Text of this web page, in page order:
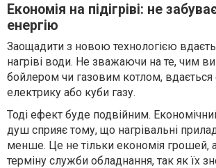
Економія на підігріві: не
енергію
Заощадити з новою технологією
нагріві води. Не зважаючи на те, чим ви
бойлером чи газовим котлом,
електрику або куби газу.
Тоді ефект буде подвійним.
душ сприяє тому, що нагрівальні
менше. Це не тільки економія грошей,
терміну служби обладнання, так як їх